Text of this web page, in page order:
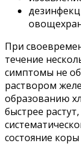
При
течение
симптомы не
раствором
образованию
быстрее
состояние